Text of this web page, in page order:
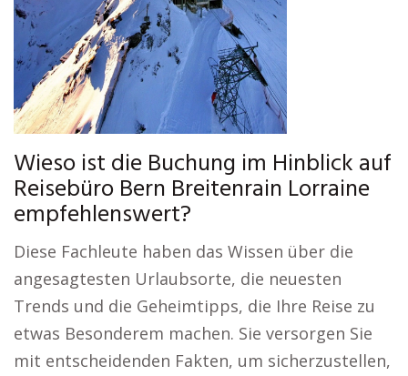
Wieso ist die Buchung im Hinblick auf
Reisebüro Bern Breitenrain Lorraine
empfehlenswert?
Diese Fachleute haben das Wissen über die
angesagtesten Urlaubsorte, die neuesten
Trends und die Geheimtipps, die Ihre Reise zu
etwas Besonderem machen. Sie versorgen Sie
mit entscheidenden Fakten, um sicherzustellen,